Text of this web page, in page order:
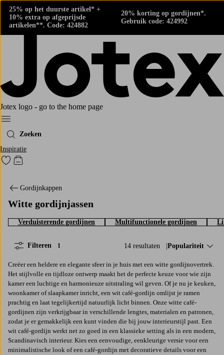
25% op het duurste artikel* +
10% extra op afgeprijsde
artikelen**. Code: 424882
20% korting op gordijnen*.
Gebruik code: 424992
Jotex logo - go to the home page
Menu
Zoeken
Inspiratie
Ga naar favoriet gemarkeerde producten
Go to checkout
Gordijnkappen
Witte gordijnjassen
Verduisterende gordijnen Multifunctionele gordijnen
14 resultaten Sorteer op:
Populariteit
Filteren 1
Creëer een heldere en elegante sfeer in je huis met een witte gordijnovertrek.
Het stijlvolle en tijdloze ontwerp maakt het de perfecte keuze voor wie zijn
kamer een luchtige en harmonieuze uitstraling wil geven. Of je nu je keuken,
woonkamer of slaapkamer inricht, een wit café-gordijn omlijst je ramen
prachtig en laat tegelijkertijd natuurlijk licht binnen. Onze witte café-
gordijnen zijn verkrijgbaar in verschillende lengtes, materialen en patronen,
zodat je er gemakkelijk een kunt vinden die bij jouw interieurstijl past. Een
wit café-gordijn werkt net zo goed in een klassieke setting als in een modern,
Scandinavisch interieur. Kies een eenvoudige, eenkleurige versie voor een
minimalistische look of een café-gordijn met decoratieve details voor een